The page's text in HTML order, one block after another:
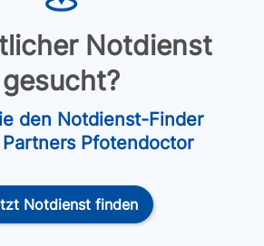
Notdienst
gesucht?
den Notdienst-Finder
Pfotendoctor
Notdienst finden